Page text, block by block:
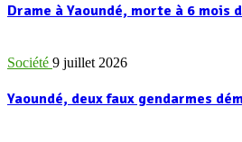
Drame à Yaoundé, morte à 6 mois
Société 9 juillet 2026
Yaoundé, deux faux gendarmes